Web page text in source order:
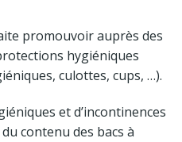
promouvoir auprès des
hygiéniques
culottes, cups, …).
et d’incontinences
contenu des bacs à